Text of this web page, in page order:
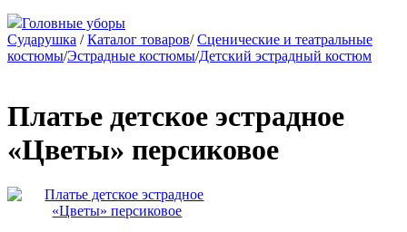
Головные уборы
Сударушка / Каталог товаров/ Сценические и театральные
костюмы/Эстрадные костюмы/Детский эстрадный костюм
Платье детское эстрадное
«Цветы» персиковое